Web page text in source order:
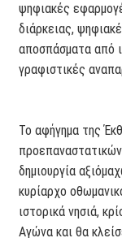
ψηφιακές
διάρκειας,
αποσπάσματα από
γραφιστικές
Το αφήγημα της
δημιουργία
κυρίαρχο
ιστορικά νησιά,
Αγώνα και θα